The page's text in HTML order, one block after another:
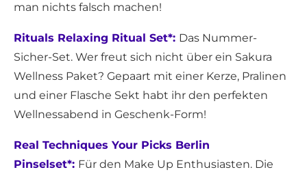
man nichts falsch machen!
Rituals Relaxing Ritual Set*: Das Nummer-
Sicher-Set. Wer freut sich nicht über ein Sakura
Wellness Paket? Gepaart mit einer Kerze, Pralinen
und einer Flasche Sekt habt ihr den perfekten
Wellnessabend in Geschenk-Form!
Real Techniques Your Picks Berlin
Pinselset*: Für den Make Up Enthusiasten. Die